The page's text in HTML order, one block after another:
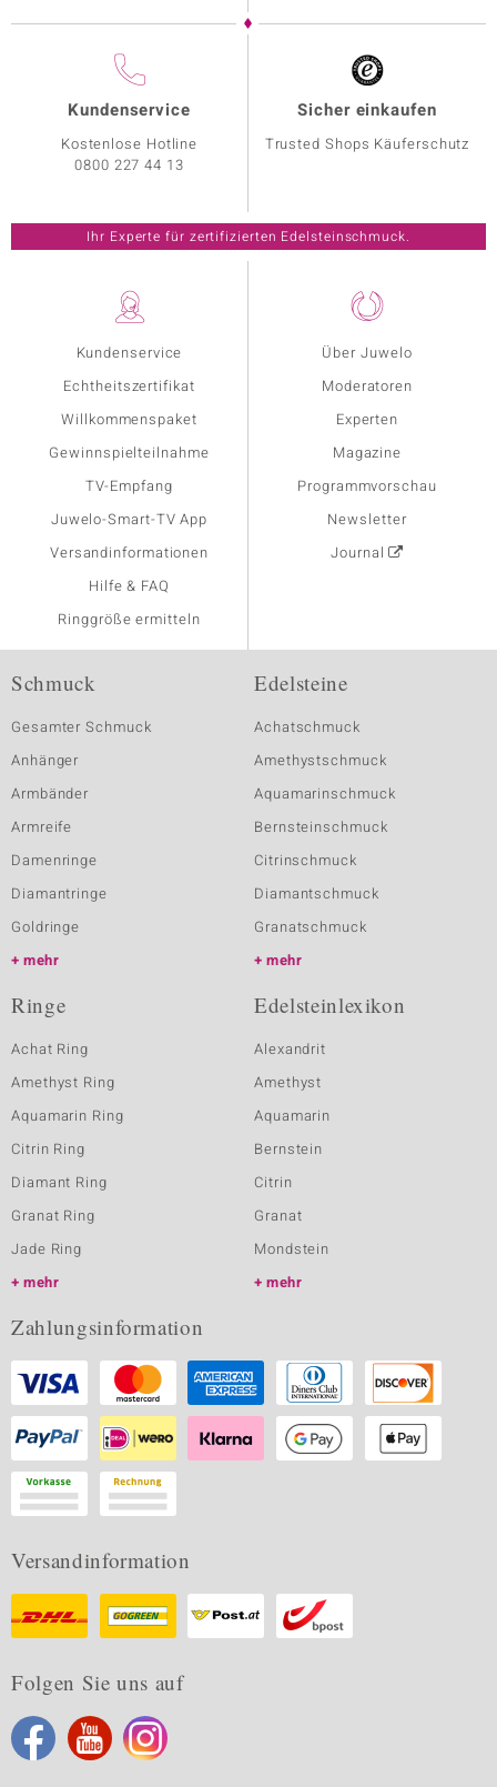
Kundenservice
Echtheitszertifikat
Willkommenspaket
Gewinnspielteilnahme
TV-Empfang
Juwelo-Smart-TV App
Versandinformationen
Hilfe & FAQ
Ringgröße ermitteln
Über Juwelo
Moderatoren
Experten
Magazine
Programmvorschau
Newsletter
Journal
Kundenservice
Kostenlose Hotline
0800 227 44 13
Sicher einkaufen
Trusted Shops Käuferschutz
Ihr Experte für zertifizierten Edelsteinschmuck.
Schmuck
Gesamter Schmuck
Anhänger
Armbänder
Armreife
Damenringe
Diamantringe
Goldringe
mehr
Edelsteine
Achatschmuck
Amethystschmuck
Aquamarinschmuck
Bernsteinschmuck
Citrinschmuck
Diamantschmuck
Granatschmuck
mehr
Ringe
Achat Ring
Amethyst Ring
Aquamarin Ring
Citrin Ring
Diamant Ring
Granat Ring
Jade Ring
mehr
Edelsteinlexikon
Alexandrit
Amethyst
Aquamarin
Bernstein
Citrin
Granat
Mondstein
mehr
Zahlungsinformation
Versandinformation
Folgen Sie uns auf